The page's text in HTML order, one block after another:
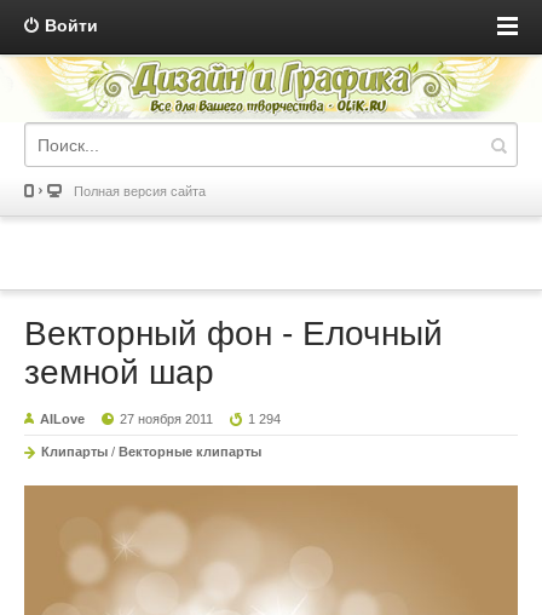
Войти
Полная версия сайта
Векторный фон - Елочный
земной шар
AILove 27 ноября 2011 1 294
Клипарты / Векторные клипарты